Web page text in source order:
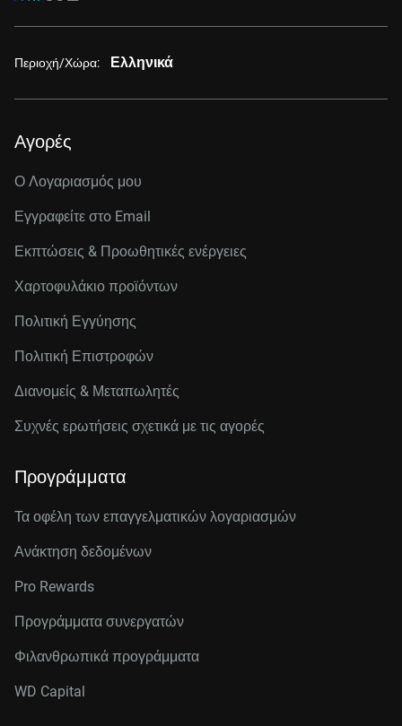
Περιοχή/Χώρα: Ελληνικά
Αγορές
Ο Λογαριασμός μου
Εγγραφείτε στo Email
Εκπτώσεις & Προωθητικές ενέργειες
Χαρτοφυλάκιο προϊόντων
Πολιτική Εγγύησης
Πολιτική Επιστροφών
Διανομείς & Μεταπωλητές
Συχνές ερωτήσεις σχετικά με τις αγορές
Προγράμματα
Τα οφέλη των επαγγελματικών λογαριασμών
Ανάκτηση δεδομένων
Pro Rewards
Προγράμματα συνεργατών
Φιλανθρωπικά προγράμματα
WD Capital